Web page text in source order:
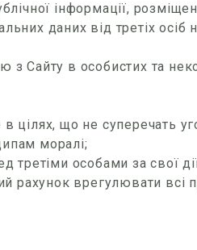
інформації,
даних від третіх
з Сайту в особистих та
цілях, що не суперечать
моралі;
третіми особами за свої
рахунок врегулювати всі